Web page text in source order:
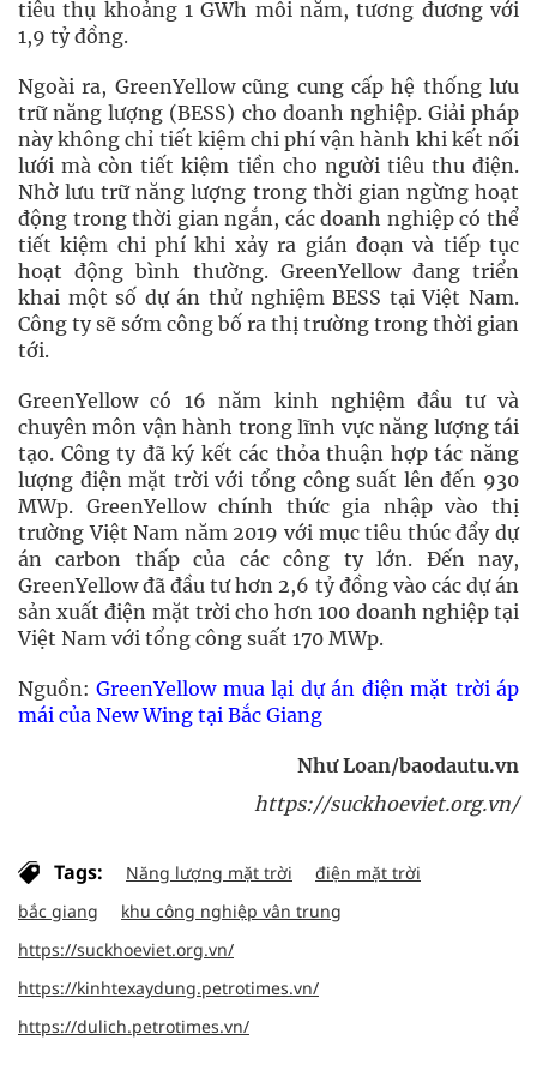
tiêu thụ khoảng 1 GWh mỗi năm, tương đương với
1,9 tỷ đồng.
Ngoài ra, GreenYellow cũng cung cấp hệ thống lưu
trữ năng lượng (BESS) cho doanh nghiệp. Giải pháp
này không chỉ tiết kiệm chi phí vận hành khi kết nối
lưới mà còn tiết kiệm tiền cho người tiêu thu điện.
Nhờ lưu trữ năng lượng trong thời gian ngừng hoạt
động trong thời gian ngắn, các doanh nghiệp có thể
tiết kiệm chi phí khi xảy ra gián đoạn và tiếp tục
hoạt động bình thường. GreenYellow đang triển
khai một số dự án thử nghiệm BESS tại Việt Nam.
Công ty sẽ sớm công bố ra thị trường trong thời gian
tới.
GreenYellow có 16 năm kinh nghiệm đầu tư và
chuyên môn vận hành trong lĩnh vực năng lượng tái
tạo. Công ty đã ký kết các thỏa thuận hợp tác năng
lượng điện mặt trời với tổng công suất lên đến 930
MWp. GreenYellow chính thức gia nhập vào thị
trường Việt Nam năm 2019 với mục tiêu thúc đẩy dự
án carbon thấp của các công ty lớn. Đến nay,
GreenYellow đã đầu tư hơn 2,6 tỷ đồng vào các dự án
sản xuất điện mặt trời cho hơn 100 doanh nghiệp tại
Việt Nam với tổng công suất 170 MWp.
Nguồn:GreenYellow mua lại dự án điện mặt trời áp
mái của New Wing tại Bắc Giang
Như Loan/baodautu.vn
https://suckhoeviet.org.vn/
Tags: Năng lượng mặt trời
điện mặt trời
bắc giang
khu công nghiệp vân trung
https://suckhoeviet.org.vn/
https://kinhtexaydung.petrotimes.vn/
https://dulich.petrotimes.vn/